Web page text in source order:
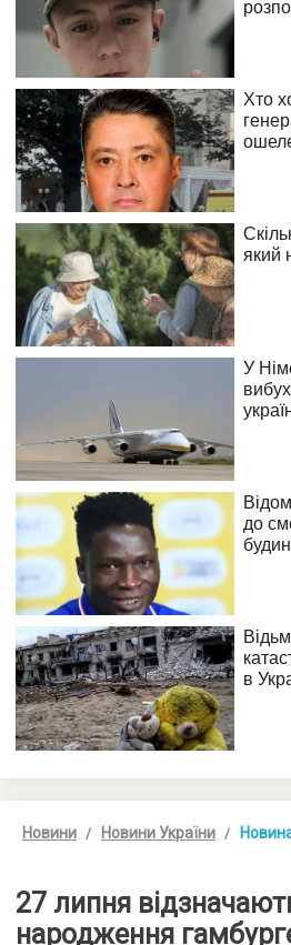
Новини Новини України
27 липня
народження